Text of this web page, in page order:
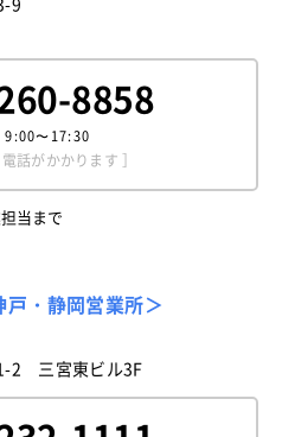
9
8858
9:00〜17:30
話がかかります ］
当まで
戸・静岡営業所＞
2 三宮東ビル3F